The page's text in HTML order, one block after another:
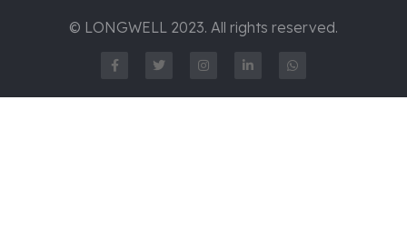
© LONGWELL 2023. All rights reserved.